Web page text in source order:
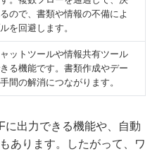
ので、書類や情報の不備によ
を回避します。
ットツールや情報共有ツール
る機能です。書類作成やデー
間の解消につながります。
に出力できる機能や、自動
あります。したがって、ワ